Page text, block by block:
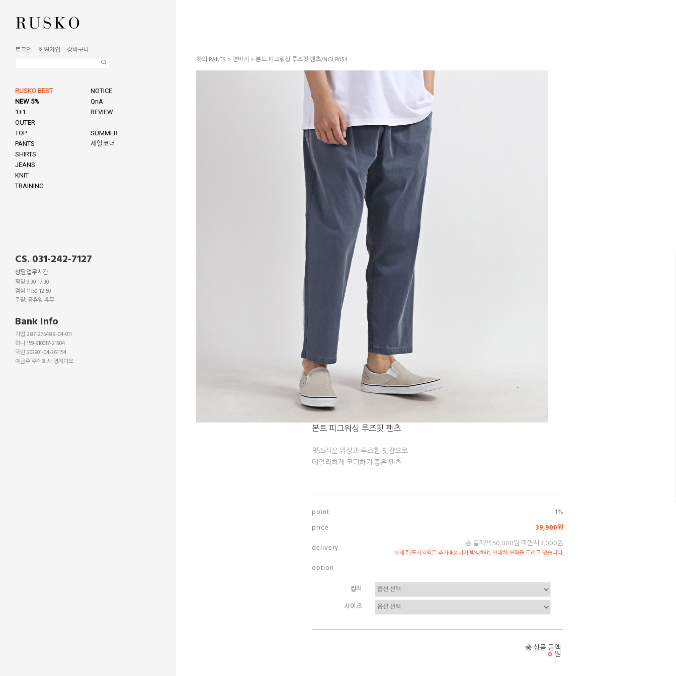
로그인 회원가입 장바구니
RUSKO BEST
NEW 5%
1+1
OUTER
TOP
PANTS
SHIRTS
JEANS
KNIT
TRAINING
NOTICE
QnA
REVIEW
SUMMER
세일코너
CS. 031-242-7127
상담업무시간
평일 9:30-17:30
점심 11:50-12:50
주말, 공휴일 휴무
Bank Info
기업 287-275488-04-011
하나 159-910017-21904
국민 203901-04-361154
예금주 주식회사 명지디오
하의 PANTS > 면바지 > 본트 피그워싱 루즈핏 팬츠/NGLP054
본트 피그워싱 루즈핏 팬츠
멋스러운 워싱과 루즈한 핏감으로
데일리하게 코디하기 좋은 팬츠
p o i n t
1%
p r i c e
39,900원
d e l i v e r y
총 결제액 50,000원 미만시 3,000원
※제주/도서지역은 추가배송비가 발생하며, 안내차 연락을 드리고 있습니다.
o p t i o n
컬러
사이즈
총 상품 금액
0 원